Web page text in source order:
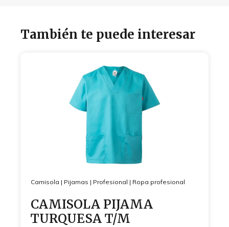
También te puede interesar
Camisola | Pijamas | Profesional | Ropa profesional
CAMISOLA PIJAMA
TURQUESA T/M